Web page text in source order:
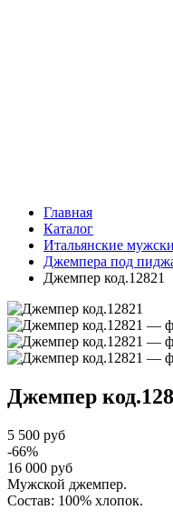
Главная
Каталог
Итальянские
Джемпера под
Джемпер код.12821
Джемпер
5 500 руб
-66%
16 000 руб
Мужской джемпер.
Состав: 100% хлопок.